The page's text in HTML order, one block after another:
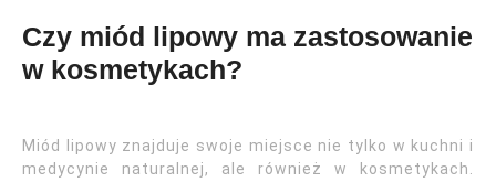
Czy miód lipowy ma zastosowanie
w kosmetykach?
Miód lipowy znajduje swoje miejsce nie tylko w kuchni i
medycynie naturalnej, ale również w kosmetykach.